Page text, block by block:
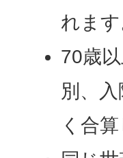
れます
70歳
別、
く合算